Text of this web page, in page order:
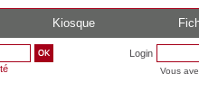
Kiosque
Login
Vous